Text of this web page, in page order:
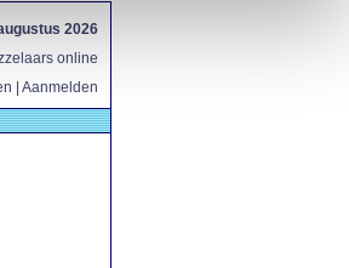
2026
online
Aanmelden